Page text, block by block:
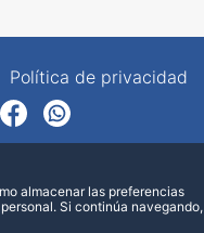
Política de privacidad
almacenar las preferencias
Si continúa navegando,